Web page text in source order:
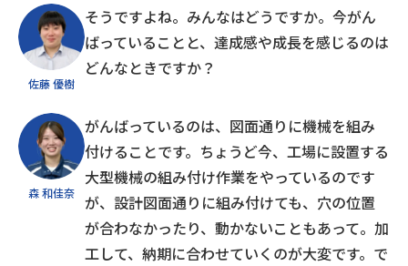
佐藤 優樹
そうですよね。みんなはどうですか。今がん
ばっていることと、達成感や成長を感じるのは
どんなときですか？
森 和佳奈
がんばっているのは、図面通りに機械を組み
付けることです。ちょうど今、工場に設置する
大型機械の組み付け作業をやっているのです
が、設計図面通りに組み付けても、穴の位置
が合わなかったり、動かないこともあって。加
工して、納期に合わせていくのが大変です。で